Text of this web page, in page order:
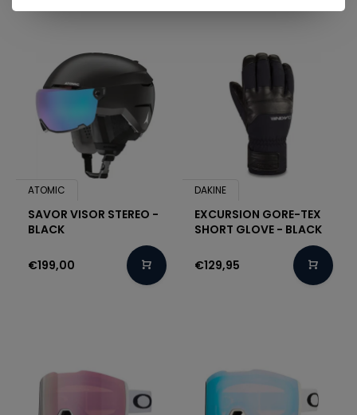
ATOMIC
SAVOR VISOR STEREO -
BLACK
€199,00
DAKINE
EXCURSION GORE-TEX
SHORT GLOVE - BLACK
€129,95